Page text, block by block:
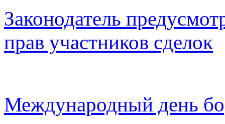
Законодатель
прав участников сделок
Международный день